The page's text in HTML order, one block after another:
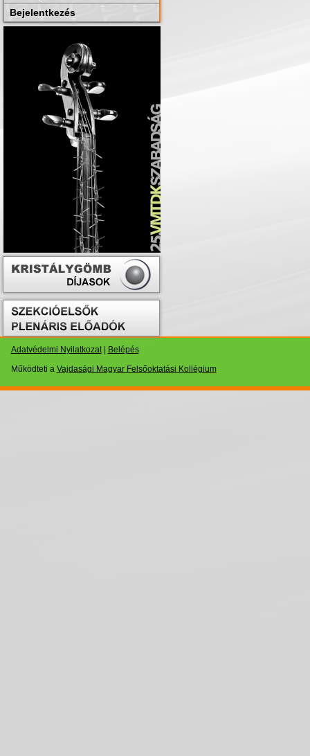
Bejelentkezés
Adatvédelmi Nyilatkozat|
Belépés
Működteti a Vajdasági Magyar Felsőoktatási Kollégium